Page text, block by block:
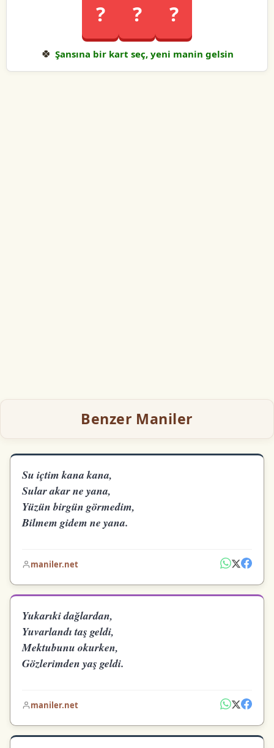
? ? ?
🍀 Şansına bir kart seç, yeni manin gelsin
Benzer Maniler
Su içtim kana kana,
Sular akar ne yana,
Yüzün birgün görmedim,
Bilmem gidem ne yana.
maniler.net
Yukarıki dağlardan,
Yuvarlandı taş geldi,
Mektubunu okurken,
Gözlerimden yaş geldi.
maniler.net